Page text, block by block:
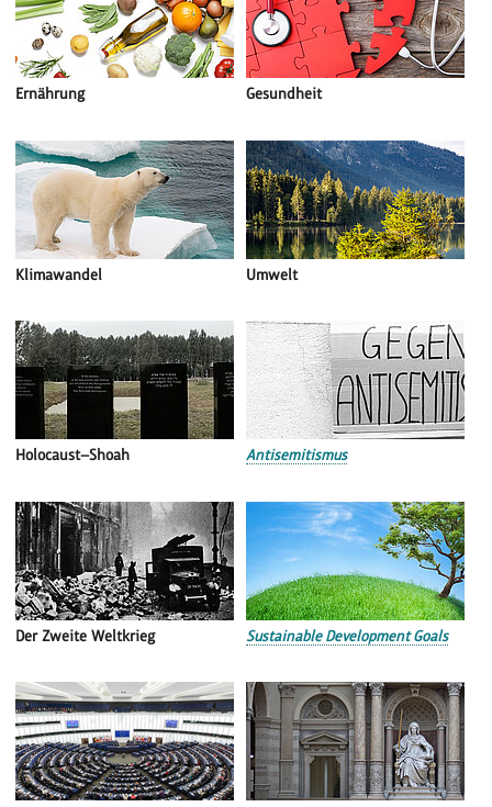
Ernährung Gesundheit
Klimawandel Umwelt
Holocaust—Shoah Antisemitismus
Der Zweite Weltkrieg Sustainable Development Goals